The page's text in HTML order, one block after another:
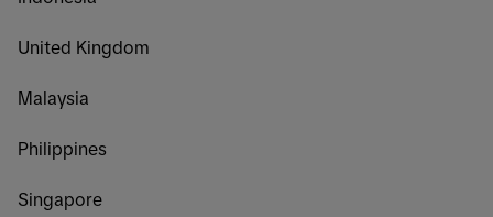
United Kingdom
Malaysia
Philippines
Singapore